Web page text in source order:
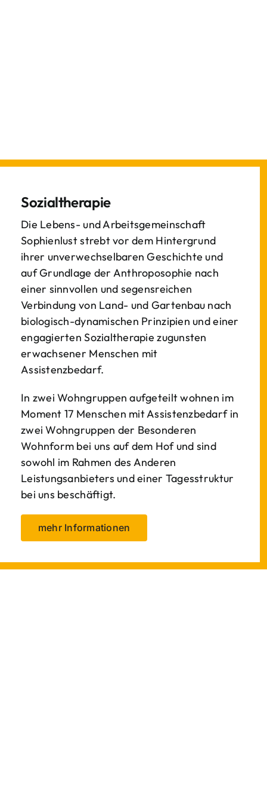
Sozialtherapie
Die Lebens- und Arbeitsgemeinschaft
Sophienlust strebt vor dem Hintergrund
ihrer unverwechselbaren Geschichte und
auf Grundlage der Anthroposophie nach
einer sinnvollen und segensreichen
Verbindung von Land- und Gartenbau nach
biologisch-dynamischen Prinzipien und einer
engagierten Sozialtherapie zugunsten
erwachsener Menschen mit
Assistenzbedarf.
In zwei Wohngruppen aufgeteilt wohnen im
Moment 17 Menschen mit Assistenzbedarf in
zwei Wohngruppen der Besonderen
Wohnform bei uns auf dem Hof und sind
sowohl im Rahmen des Anderen
Leistungsanbieters und einer Tagesstruktur
bei uns beschäftigt.
mehr Informationen